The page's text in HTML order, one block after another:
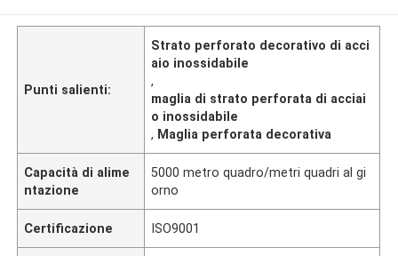
Punti salienti:
Strato perforato decorativo di acci
aio inossidabile
,
maglia di strato perforata di acciai
o inossidabile
, Maglia perforata decorativa
Capacità di alime
ntazione
5000 metro quadro/metri quadri al gi
orno
Certificazione ISO9001